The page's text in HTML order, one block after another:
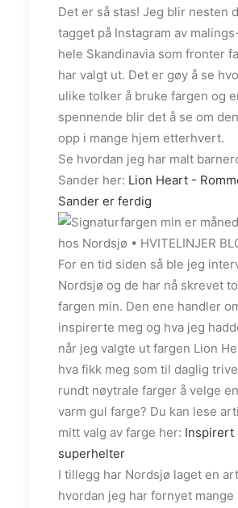
Det er så stas! Jeg blir nesten
tagget på Instagram av
hele Skandinavia som fronter
har valgt ut. Det er gøy å se
ulike tolker å bruke fargen og
spennende blir det å se om
opp i mange hjem etterhvert.
Se hvordan jeg har malt
Sander her: Lion Heart -
Sander er ferdig
For en tid siden så ble jeg
Nordsjø og de har nå skrevet
fargen min. Den ene handler
inspirerte meg og hva jeg
når jeg valgte ut fargen Lion
hva fikk meg som til daglig
rundt nøytrale farger å velge
varm gul farge? Du kan lese
mitt valg av farge her: Inspirert
superhelter
I tillegg har Nordsjø laget en
hvordan jeg har fornyet mange